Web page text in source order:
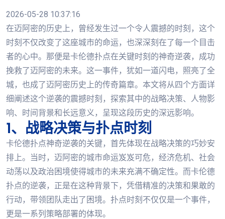
2026-05-28 10:37:16
在迈阿密的历史上，曾经发生过一个令人震撼的时刻，这个
时刻不仅改变了这座城市的命运，也深深刻在了每一个目击
者的心中。那便是卡伦德扑点在关键时刻的神奇逆袭，成功
挽救了迈阿密的未来。这一事件，犹如一道闪电，照亮了全
城，也成了迈阿密历史上的传奇篇章。本文将从四个方面详
细阐述这个逆袭的震撼时刻，探索其中的战略决策、人物影
响、时间背景和长远意义，呈现这段历史的深远影响。
1、战略决策与扑点时刻
卡伦德扑点神奇逆袭的关键，首先体现在战略决策的巧妙安
排上。当时，迈阿密的城市命运岌岌可危，经济危机、社会
动荡以及政治困境使得城市的未来充满不确定性。而卡伦德
扑点的逆袭，正是在这种背景下，凭借精准的决策和果敢的
行动，带领团队走出了困境。扑点时刻不仅仅是一个事件，
更是一系列策略部署的体现。